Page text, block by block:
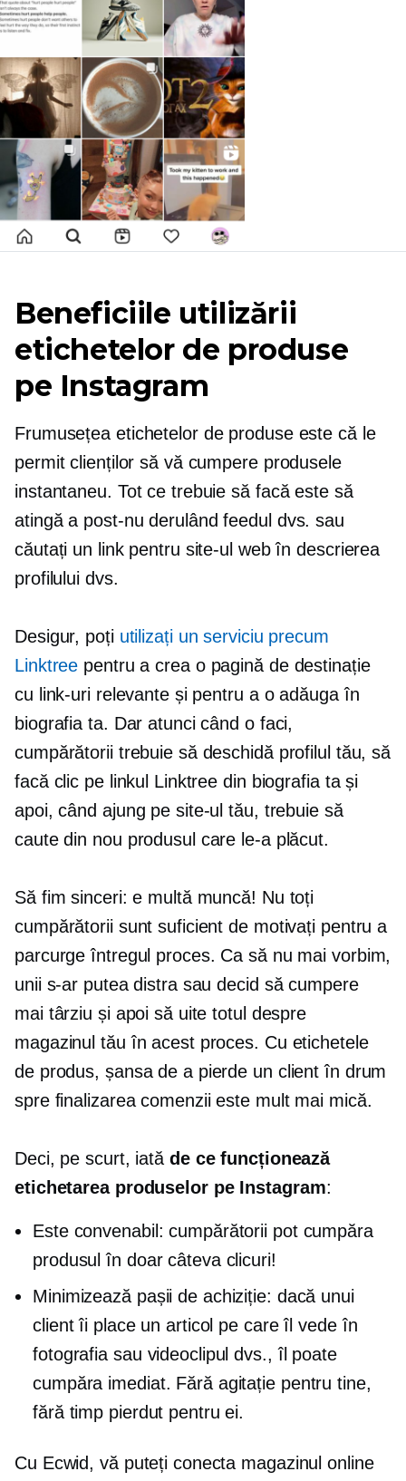
Beneficiile utilizării
etichetelor de produse
pe Instagram
Frumusețea etichetelor de produse este că le
permit clienților să vă cumpere produsele
instantaneu. Tot ce trebuie să facă este să
atingă a post-nu derulând feedul dvs. sau
căutați un link pentru site-ul web în descrierea
profilului dvs.
Desigur, poți utilizați un serviciu precum
Linktree pentru a crea o pagină de destinație
cu link-uri relevante și pentru a o adăuga în
biografia ta. Dar atunci când o faci,
cumpărătorii trebuie să deschidă profilul tău, să
facă clic pe linkul Linktree din biografia ta și
apoi, când ajung pe site-ul tău, trebuie să
caute din nou produsul care le-a plăcut.
Să fim sinceri: e multă muncă! Nu toți
cumpărătorii sunt suficient de motivați pentru a
parcurge întregul proces. Ca să nu mai vorbim,
unii s-ar putea distra sau decid să cumpere
mai târziu și apoi să uite totul despre
magazinul tău în acest proces. Cu etichetele
de produs, șansa de a pierde un client în drum
spre finalizarea comenzii este mult mai mică.
Deci, pe scurt, iată de ce funcționează
etichetarea produselor pe Instagram:
Este convenabil: cumpărătorii pot cumpăra
produsul în doar câteva clicuri!
Minimizează pașii de achiziție: dacă unui
client îi place un articol pe care îl vede în
fotografia sau videoclipul dvs., îl poate
cumpăra imediat. Fără agitație pentru tine,
fără timp pierdut pentru ei.
Cu Ecwid, vă puteți conecta magazinul online